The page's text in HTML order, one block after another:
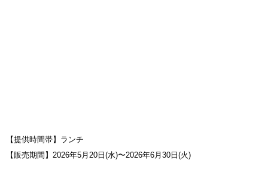
【提供時間帯】ランチ
【販売期間】2026年5月20日(水)〜2026年6月30日(火)